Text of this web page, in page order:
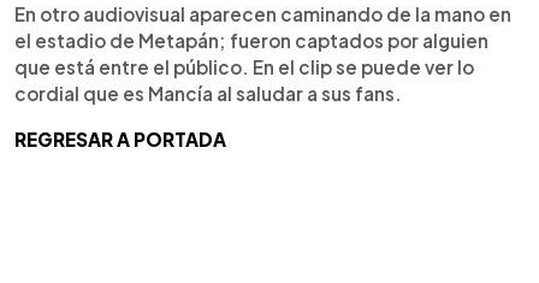
En otro audiovisual aparecen caminando de la mano en
el estadio de Metapán; fueron captados por alguien
que está entre el público. En el clip se puede ver lo
cordial que es Mancía al saludar a sus fans.
REGRESAR A PORTADA